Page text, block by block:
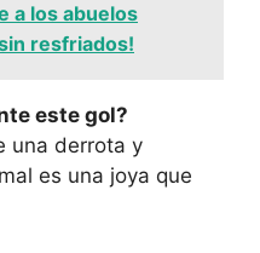
a los abuelos
resfriados!
este gol?
una derrota y
es una joya que